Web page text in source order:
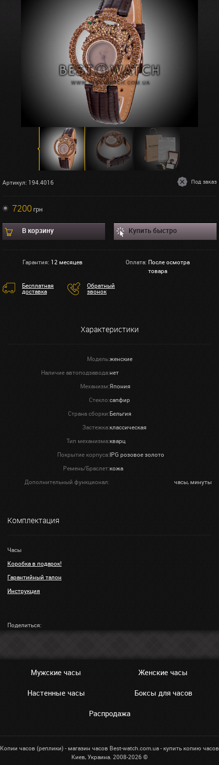
Артикул: 194.4016 Под заказ
7200грн
В корзину Купить быстро
Гарантия: 12 месяцев Оплата: После осмотра
товара
Бесплатная
доставка
Обратный
звонок
Характеристики
Модель:женские
Наличие автоподзавода:нет
Механизм:Япония
Стекло:сапфир
Страна сборки:Бельгия
Застежка:классическая
Тип механизма:кварц
Покрытие корпуса:IPG розовое золото
Ремень/Браслет:кожа
Дополнительный функционал:
часы, минуты
Комплектация
Часы
Коробка в подарок!
Гарантийный талон
Инструкция
Поделиться:
Мужские часы Женские часы
Настенные часы Боксы для часов
Распродажа
Копии часов (реплики) - магазин часов Best-watch.com.ua - купить копию часов
Киев, Украина. 2008-2026 ©